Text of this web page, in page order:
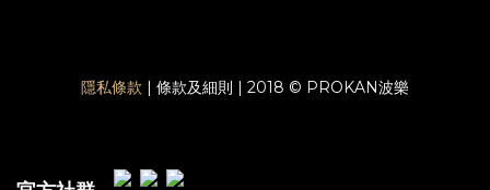
隱私條款 | 條款及細則 | 2018 © PROKAN波樂